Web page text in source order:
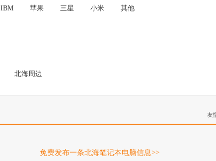
IBM 苹果 三星 小米 其他
北海周边
友
免费发布一条北海笔记本电脑信息>>